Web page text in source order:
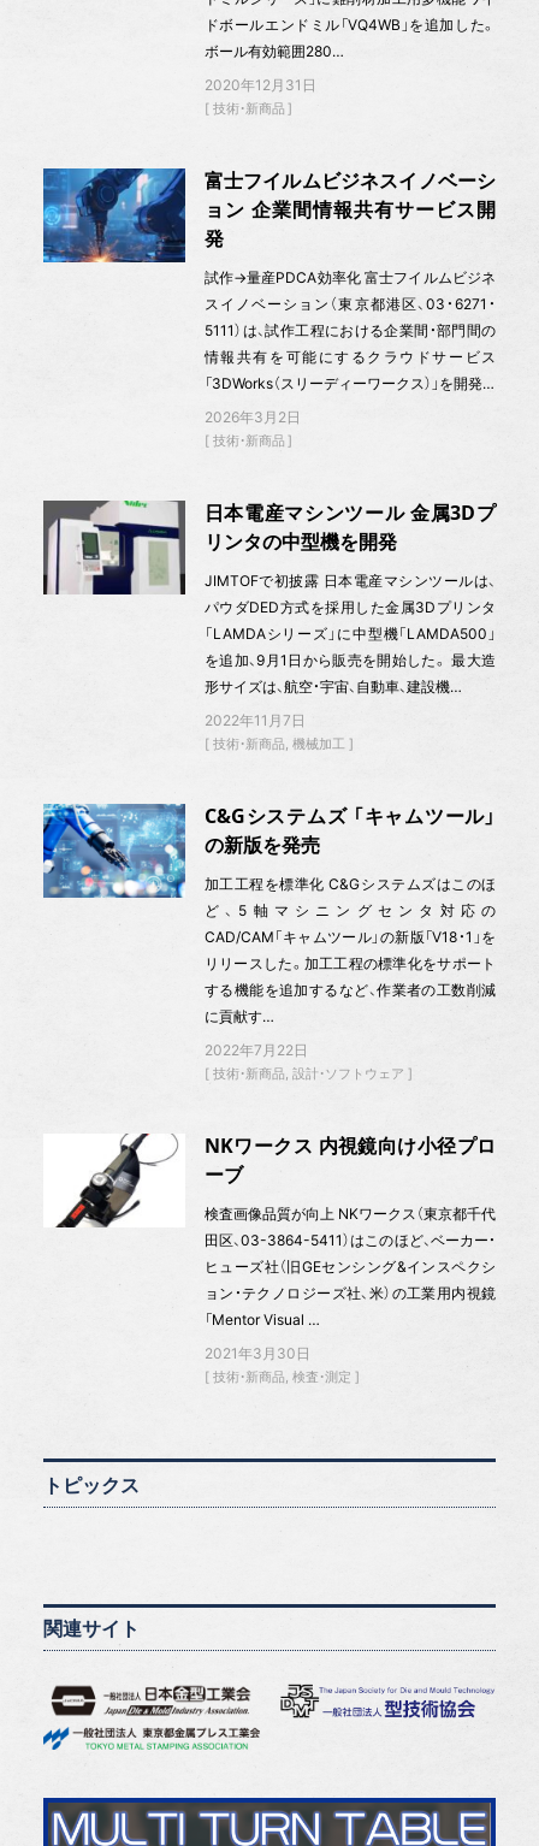
ドボールエンドミル「VQ4WB」を追加した。
ボール有効範囲280…
2020年12月31日
技術・新商品
富士フイルムビジネスイノベーシ
ョン 企業間情報共有サービス開
発
試作→量産PDCA効率化 富士フイルムビジネ
スイノベーション（東京都港区、03・6271・
5111）は、試作工程における企業間・部門間の
情報共有を可能にするクラウドサービス
「3DWorks（スリーディーワークス）」を開発…
2026年3月2日
技術・新商品
日本電産マシンツール 金属3Dプ
リンタの中型機を開発
JIMTOFで初披露 日本電産マシンツールは、
パウダDED方式を採用した金属3Dプリンタ
「LAMDAシリーズ」に中型機「LAMDA500」
を追加、9月1日から販売を開始した。 最大造
形サイズは、航空・宇宙、自動車、建設機…
2022年11月7日
技術・新商品 機械加工
C&Gシステムズ 「キャムツール」
の新版を発売
加工工程を標準化 C&Gシステムズはこのほ
ど、5軸マシニングセンタ対応の
CAD/CAM「キャムツール」の新版「V18・1」を
リリースした。加工工程の標準化をサポート
する機能を追加するなど、作業者の工数削減
に貢献す…
2022年7月22日
技術・新商品 設計・ソフトウェア
NKワークス 内視鏡向け小径プロ
ーブ
検査画像品質が向上 NKワークス（東京都千代
田区、03-3864-5411）はこのほど、ベーカー・
ヒューズ社（旧GEセンシング&インスペクシ
ョン・テクノロジーズ社、米）の工業用内視鏡
「Mentor Visual …
2021年3月30日
技術・新商品 検査・測定
トピックス
関連サイト